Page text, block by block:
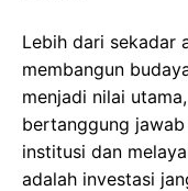
Lebih dari sekadar
membangun
menjadi nilai
bertanggung
institusi dan
adalah investasi